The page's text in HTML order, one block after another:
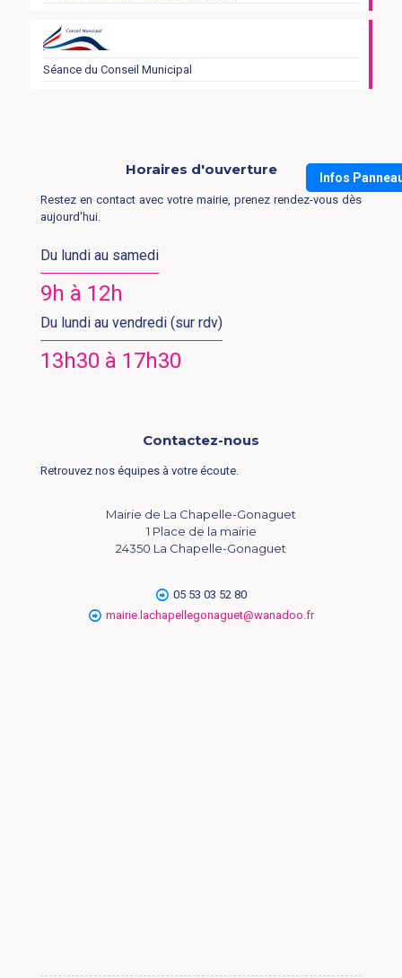
Séance du Conseil Municipal
Horaires d'ouverture
Restez en contact avec votre mairie, prenez rendez-vous dès
aujourd'hui.
Du lundi au samedi
9h à 12h
Du lundi au vendredi (sur rdv)
13h30 à 17h30
Contactez-nous
Retrouvez nos équipes à votre écoute.
Mairie de La Chapelle-Gonaguet
1 Place de la mairie
24350 La Chapelle-Gonaguet
05 53 03 52 80
mairie.lachapellegonaguet@wanadoo.fr
Infos